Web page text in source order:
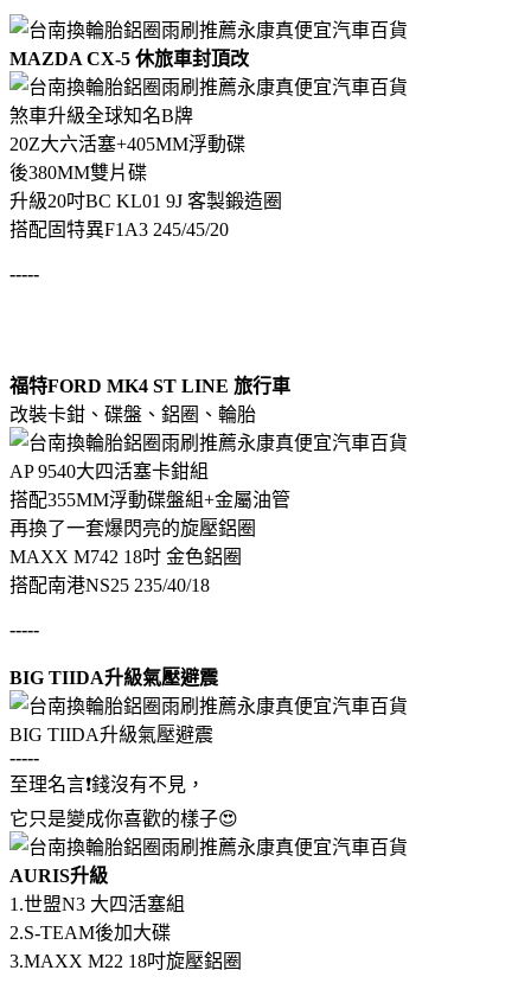
MAZDA CX-5 休旅車封頂改
煞車升級全球知名B牌
20Z大六活塞+405MM浮動碟
後380MM雙片碟
升級20吋BC KL01 9J 客製鍛造圈
搭配固特異F1A3 245/45/20
-----
福特FORD MK4 ST LINE 旅行車
改裝卡鉗、碟盤、鋁圈、輪胎
AP 9540大四活塞卡鉗組
搭配355MM浮動碟盤組+金屬油管
再換了一套爆閃亮的旋壓鋁圈
MAXX M742 18吋 金色鋁圈
搭配南港NS25 235/40/18
-----
BIG TIIDA升級氣壓避震
BIG TIIDA升級氣壓避震
-----
至理名言❗️錢沒有不見，
它只是變成你喜歡的樣子😍
AURIS升級
1.世盟N3 大四活塞組
2.S-TEAM後加大碟
3.MAXX M22 18吋旋壓鋁圈